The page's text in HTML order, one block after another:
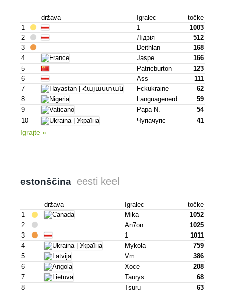
država Igralec
točke
1
1
1003
2
Лідзія
512
3
Deithlan
168
4
Jaspe
166
5
Patricburton
123
6
Ass
111
7
Fckukraine
62
8
Languagenerd
59
9
Papa N.
54
10
Чупачупс 41
Igrajte »
estonščina eesti keel
država Igralec
točke
1
Mika
1052
2
An7on
1025
3
1
1011
4
Mykola
759
5
Vm
386
6
Хосе
208
7
Taurys
68
8
Tsuru
63